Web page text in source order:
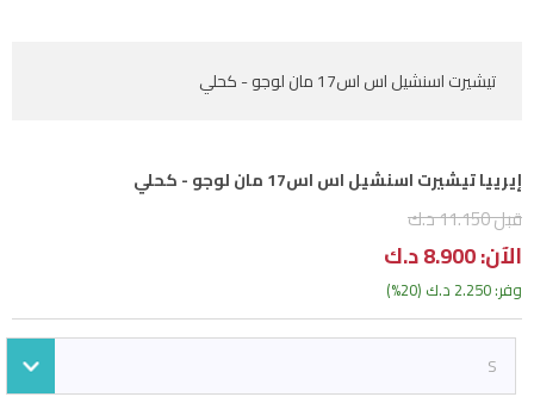
تيشيرت اسنشيل اس اس17 مان لوجو - كحلي
إيرييا تيشيرت اسنشيل اس اس17 مان لوجو - كحلي
قبل 11.150 د.ك
الآن: 8.900 د.ك
وفر: 2.250 د.ك (20%)
S